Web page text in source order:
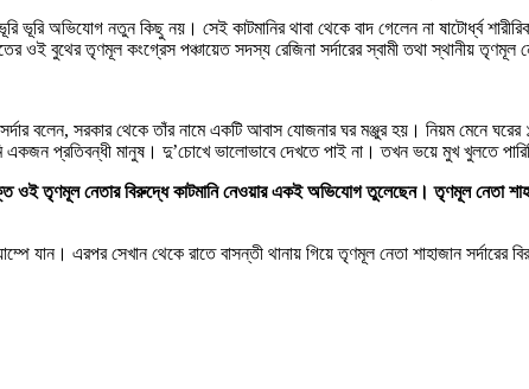
ভূরি অভিযোগ নতুন কিছু নয়। সেই কাটমানির থাবা থেকে বাদ গেলেন না ষাটোর্ধ্ব
বুথের তৃণমূল কংগ্রেস পঞ্চায়েত সদস্য রেজিনা সর্দারের স্বামী তথা স্থানীয় তৃণমূল
বলেন, সরকার থেকে তাঁর নামে একটি আবাস যোজনার ঘর মঞ্জুর হয়। নিয়ম মেনে
একজন প্রতিবন্ধী মানুষ। দু’চোখে ভালোভাবে দেখতে পাই না। তখন ভয়ে মুখ খুলতে
ওই তৃণমূল নেতার বিরুদ্ধে কাটমানি নেওয়ার একই অভিযোগ তুলেছেন। তৃণমূল নেতা
যান। এরপর সেখান থেকে রাতে বাসন্তী থানায় গিয়ে তৃণমূল নেতা শাহাজান